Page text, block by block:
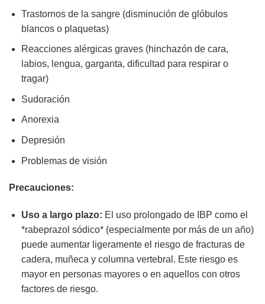
Trastornos de la sangre (disminución de glóbulos
blancos o plaquetas)
Reacciones alérgicas graves (hinchazón de cara,
labios, lengua, garganta, dificultad para respirar o
tragar)
Sudoración
Anorexia
Depresión
Problemas de visión
Precauciones:
Uso a largo plazo: El uso prolongado de IBP como el
*rabeprazol sódico* (especialmente por más de un año)
puede aumentar ligeramente el riesgo de fracturas de
cadera, muñeca y columna vertebral. Este riesgo es
mayor en personas mayores o en aquellos con otros
factores de riesgo.